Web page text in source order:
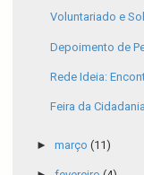
Voluntariado e
Depoimento de
Rede Ideia:
Feira da
► março (11)